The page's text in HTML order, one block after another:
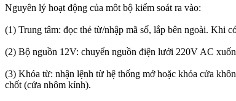
Nguyên lý hoạt động của môt bộ kiểm soát ra vào:
(1) Trung tâm: đọc thẻ từ/nhập mã số, lắp bên ngoài. Khi
(2) Bộ nguồn 12V: chuyển nguồn điện lưới 220V AC
(3) Khóa từ: nhận lệnh từ hệ thống mở hoặc khóa cửa
chốt (cửa nhôm kính).